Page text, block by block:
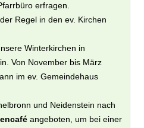
erfragen.
Regel in den ev. Kirchen
Winterkirchen in
Von November bis März
im ev. Gemeindehaus
und Neidenstein nach
angeboten, um bei einer